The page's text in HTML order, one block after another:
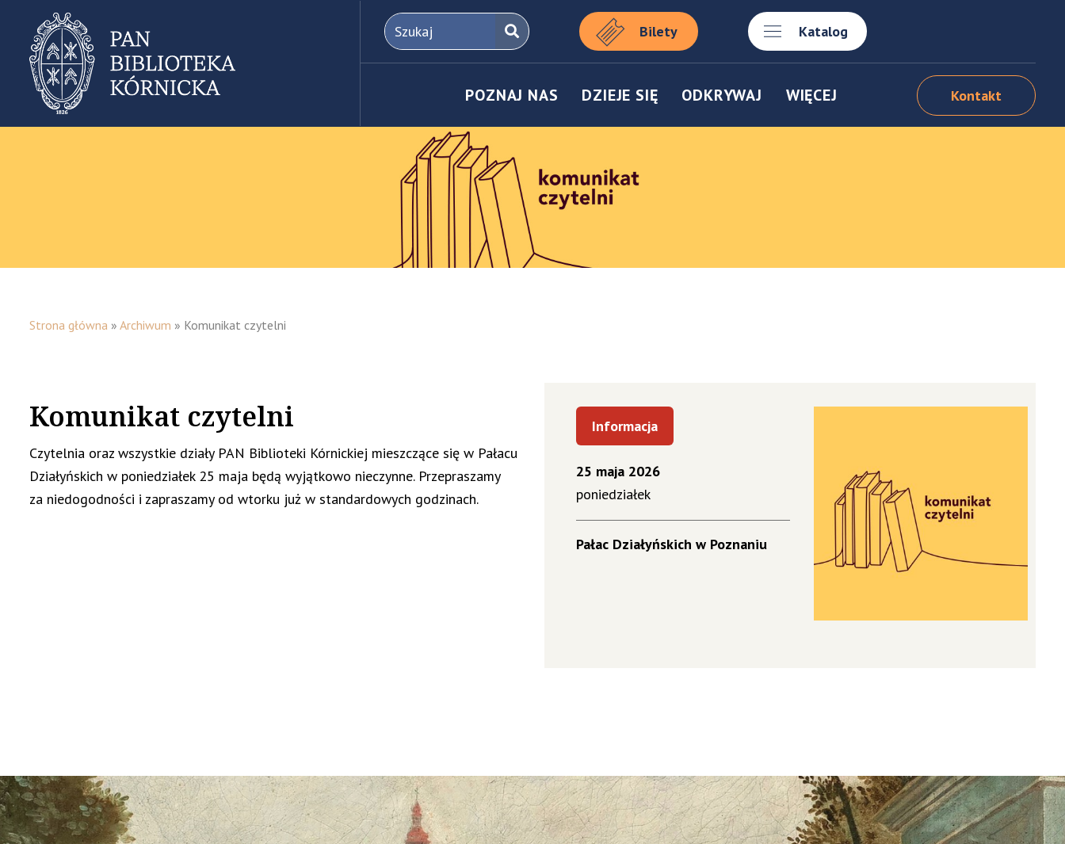
Bilety Katalog
POZNAJ NAS DZIEJE SIĘ ODKRYWAJ WIĘCEJ Kontakt
Strona główna » Archiwum » Komunikat czytelni
Komunikat czytelni
Czytelnia oraz wszystkie działy PAN Biblioteki Kórnickiej mieszczące się w Pałacu
Działyńskich w poniedziałek 25 maja będą wyjątkowo nieczynne. Przepraszamy
za niedogodności i zapraszamy od wtorku już w standardowych godzinach.
Informacja
25 maja 2026
poniedziałek
Pałac Działyńskich w Poznaniu